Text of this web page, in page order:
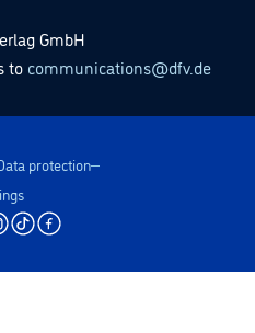
GmbH
to communications@dfv.de
protection